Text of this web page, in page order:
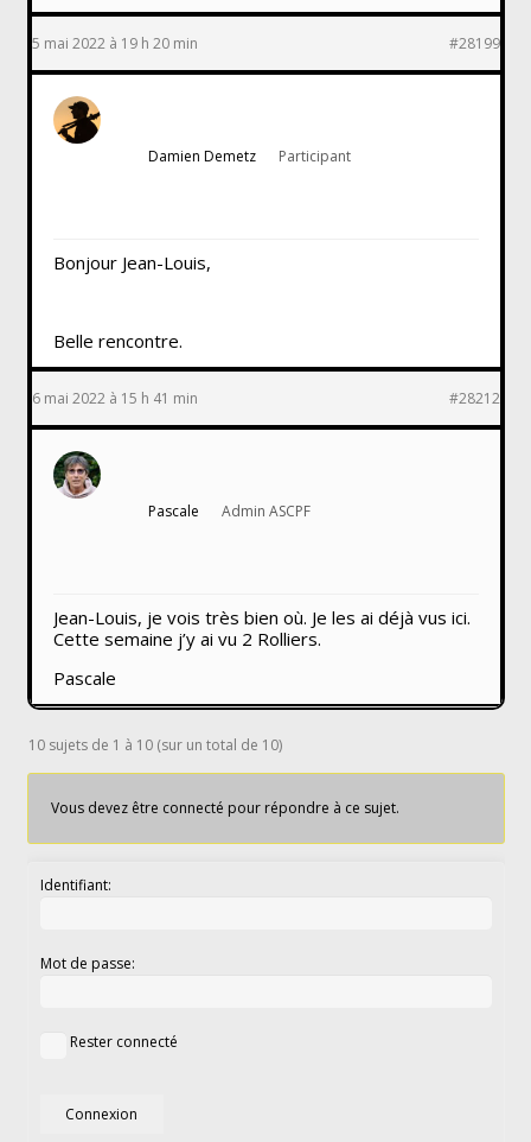
5 mai 2022 à 19 h 20 min #28199
Damien Demetz Participant
Bonjour Jean-Louis,
Belle rencontre.
6 mai 2022 à 15 h 41 min #28212
Pascale Admin ASCPF
Jean-Louis, je vois très bien où. Je les ai déjà vus ici.
Cette semaine j’y ai vu 2 Rolliers.
Pascale
10 sujets de 1 à 10 (sur un total de 10)
Vous devez être connecté pour répondre à ce sujet.
Identifiant:
Mot de passe:
Rester connecté
Connexion